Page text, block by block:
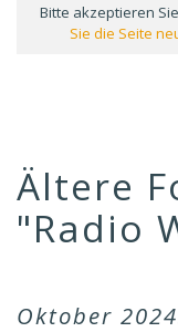
Bitte akzeptieren Sie
Sie die Seite
Ältere
"Radio
Oktober